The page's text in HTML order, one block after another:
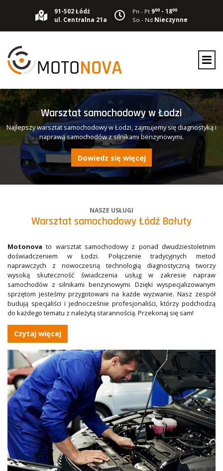
Opinie
Kontakt
91-502 Łódź
ul. Centralna 21a
Pn - Pt 900 - 1800
So - Nd Nieczynne
Warsztat samochodowy w Łodzi
Najlepszy warsztat samochodowy w Łodzi, zajmujemy się diagnostyką i
naprawą samochodów z silnikami benzynowymi.
Dowiedz się więcej
NASZE USŁUGI
Warsztat samochodowy Łódź Bałuty
Motonova to warsztat samochodowy z ponad dwudziestoletnim
doświadczeniem w Łodzi. Połączenie tradycyjnych metod
naprawczych z nowoczesną technologią diagnostyczną tworzy
wysoką skuteczność świadczenia usług w zakresie napraw
samochodów z silnikami benzynowymi. Dzięki wyspecjalizowanym
sprzętom jesteśmy przygotowani na każde wyzwanie. Nasz zespół
budują specjaliści i jednocześnie profesjonaliści, którzy podchodzą
do każdego tematu z należytą starannością. Przekonaj się sam!
Czytaj więcej